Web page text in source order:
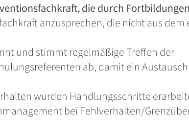
die durch
anzusprechen, die nicht aus dem
und stimmt regelmäßige Treffen der
ab, damit ein
wurden Handlungsschritte
bei Fehlverhalten/